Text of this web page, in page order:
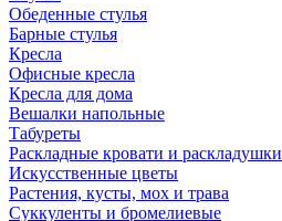
Обеденные стулья
Барные стулья
Кресла
Офисные кресла
Кресла для дома
Вешалки напольные
Табуреты
Раскладные кровати и раскладушки
Искусственные цветы
Растения, кусты, мох и трава
Суккуленты и бромелиевые